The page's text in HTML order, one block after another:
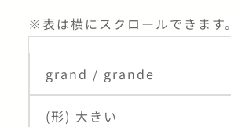
※表は横にスクロールできます。
grand / grande
(形) 大きい